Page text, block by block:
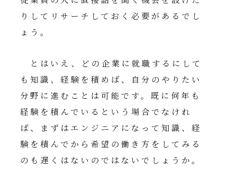
りしてリサーチしておく必要があるでし
ょう。
とはいえ、どの企業に就職するにして
も知識、経験を積めば、自分のやりたい
分野に進むことは可能です。既に何年も
経験を積んでいるという場合でなけれ
ば、まずはエンジニアになって知識、経
験を積んでから希望の働き方をしてみる
のも遅くはないのではないでしょうか。